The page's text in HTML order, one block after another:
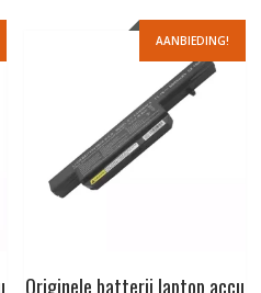
AANBIEDING!
Originele batterij laptop accu